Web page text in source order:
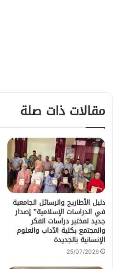
مقالات ذات صلة
دليل الأطاريح والرسائل الجامعية
في الدراسات الإسلامية” إصدار
جديد لمختبر دراسات الفكر
والمجتمع بكلية الآداب والعلوم
الإنسانية بالجديدة
25/07/2026